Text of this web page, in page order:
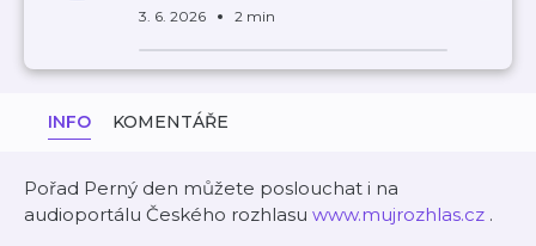
3. 6. 2026 2 min
INFO KOMENTÁŘE
Pořad Perný den můžete poslouchat i na
audioportálu Českého rozhlasu www.mujrozhlas.cz .